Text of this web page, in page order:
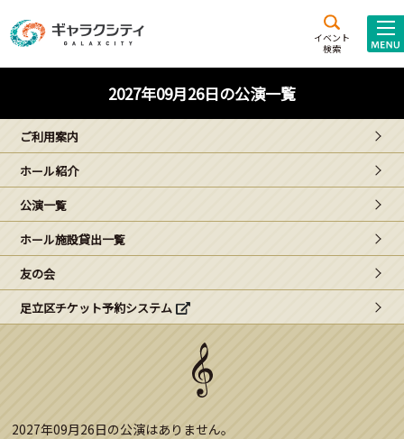
イベント
検索
施設案内
西新井
文化ホール
ギャラクシティとは
こどもみーてぃんぐ
Gがくえん
ブランドからのお知らせ
2027年09月26日の公演一覧
ご利用案内
ホール紹介
公演一覧
ホール施設貸出一覧
友の会
足立区チケット予約システム
2027年09月26日の公演はありません。